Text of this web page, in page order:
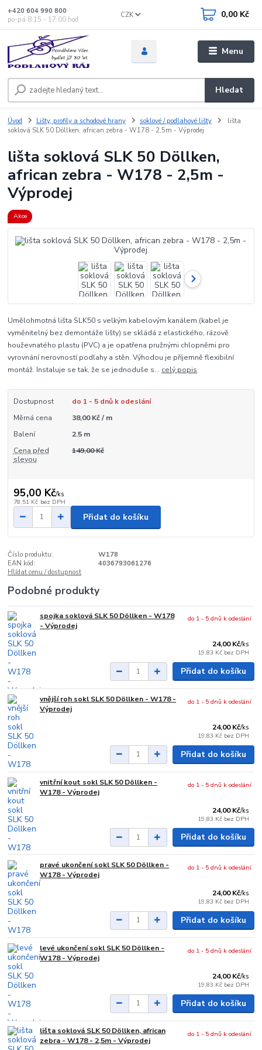
Menu
CZK
Hledat
+420 604 990 800
po-pá 8:15 - 17:00 hod
0,00 Kč
Úvod Lišty, profily a schodové hrany soklové / podlahové lišty
lišta
soklová SLK 50 Döllken, african zebra - W178 - 2,5m - Výprodej
lišta soklová SLK 50 Döllken,
african zebra - W178 - 2,5m -
Výprodej
Akce
Umělohmotná lišta SLK50 s velkým kabelovým kanálem (kabel je
vyměnitelný bez demontáže lišty) se skládá z elastického, rázově
houževnatého plastu (PVC) a je opatřena pružnými chlopněmi pro
vyrovnání nerovností podlahy a stěn. Výhodou je příjemně flexibilní
montáž. Instaluje se tak, že se jednoduše s... celý popis
Dostupnost
do 1 - 5 dnů k odeslání
Měrná cena
38,00 Kč / m
Balení
2.5 m
Cena před
slevou
149,00 Kč
95,00 Kč/ks
78,51 Kč bez DPH
Přidat do košíku
Číslo produktu:
W178
EAN kód:
4036793061276
Hlídat cenu / dostupnost
Podobné produkty
spojka soklová SLK 50 Döllken - W178
- Výprodej
24,00 Kč/ks
19,83 Kč bez DPH
do 1 - 5 dnů k odeslání
Přidat do košíku
vnější roh sokl SLK 50 Döllken - W178 -
Výprodej
24,00 Kč/ks
19,83 Kč bez DPH
do 1 - 5 dnů k odeslání
Přidat do košíku
vnitřní kout sokl SLK 50 Döllken -
W178 - Výprodej
24,00 Kč/ks
19,83 Kč bez DPH
do 1 - 5 dnů k odeslání
Přidat do košíku
pravé ukončení sokl SLK 50 Döllken -
W178 - Výprodej
24,00 Kč/ks
19,83 Kč bez DPH
do 1 - 5 dnů k odeslání
Přidat do košíku
levé ukončení sokl SLK 50 Döllken -
W178 - Výprodej
24,00 Kč/ks
19,83 Kč bez DPH
do 1 - 5 dnů k odeslání
Přidat do košíku
lišta soklová SLK 50 Döllken, african
zebra - W178 - 2,5m - Výprodej
do 1 - 5 dnů k odeslání